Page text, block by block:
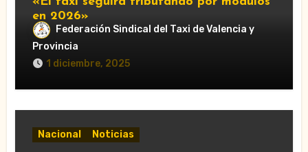
en 2026»
Federación Sindical del Taxi de Valencia y
Provincia
1 diciembre, 2025
Nacional Noticias